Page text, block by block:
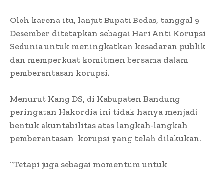
Oleh karena itu, lanjut Bupati Bedas, tanggal 9
Desember ditetapkan sebagai Hari Anti Korupsi
Sedunia untuk meningkatkan kesadaran publik
dan memperkuat komitmen bersama dalam
pemberantasan korupsi.
Menurut Kang DS, di Kabupaten Bandung
peringatan Hakordia ini tidak hanya menjadi
bentuk akuntabilitas atas langkah-langkah
pemberantasan korupsi yang telah dilakukan.
“Tetapi juga sebagai momentum untuk